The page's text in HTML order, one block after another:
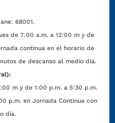
68001.
de 7:00 a.m. a 12:00 m y de
continua en el horario de
de descanso al medio día.
m y de 1:00 p.m. a 5:30 p.m.
en Jornada Continua con
día.